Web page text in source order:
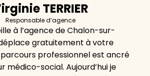
TERRIER
Responsable d’agence
à l’agence de Chalon-sur-
gratuitement à votre
professionnel est ancré
médico-social. Aujourd’hui je